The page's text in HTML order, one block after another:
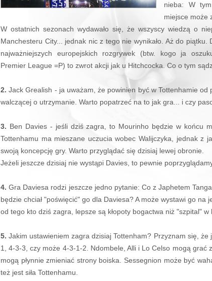
nieba: W
miejsce może
W ostatnich sezonach wydawało się, że wszyscy wiedzą o
Manchesteru City... jednak nic z tego nie wynikało. Aż do piątku.
najważniejszych europejskich rozgrywek (btw. kogo ja
Premier League =P) to zwrot akcji jak u Hitchcocka. Co o tym
2. Jack Grealish - ja uważam, że powinien być w Tottenhamie
walczącej o utrzymanie. Warto popatrzeć na to jak gra... i czy
3. Ben Davies - jeśli dziś zagra, to Mourinho będzie w końcu
Tottenhamu ma mieszane uczucia wobec Walijczyka, jednak z
swoją koncepcję gry. Warto przyglądać się dzisiaj lewej obronie.
Jeżeli jeszcze dzisiaj nie wystąpi Davies, to pewnie
4. Gra Daviesa rodzi jeszcze jedno pytanie: Co z Japhetem
będzie chciał "poświęcić" go dla Daviesa? A może wystawi go
od tego kto dziś zagra, lepsze są kłopoty bogactwa niż "szpital" w
5. Jakim ustawieniem zagra dzisiaj Tottenham? Przyznam się,
1, 4-3-3, czy może 4-3-1-2. Ndombele, Alli i Lo Celso mogą grać
mogą płynnie zmieniać strony boiska. Sessegnion może być
też jest siła Tottenhamu.